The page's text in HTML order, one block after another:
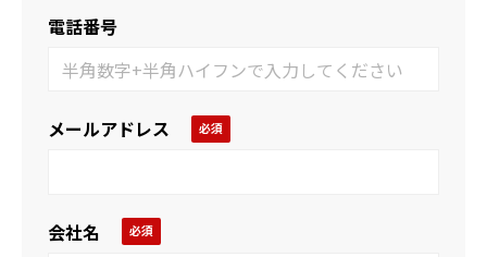
電話番号
メールアドレス
会社名